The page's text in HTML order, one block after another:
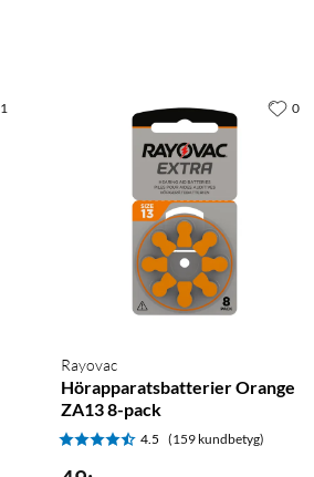
1
Rayovac
Hörapparatsbatterier Orange
ZA13 8-pack
4.5 (159 kundbetyg)
0